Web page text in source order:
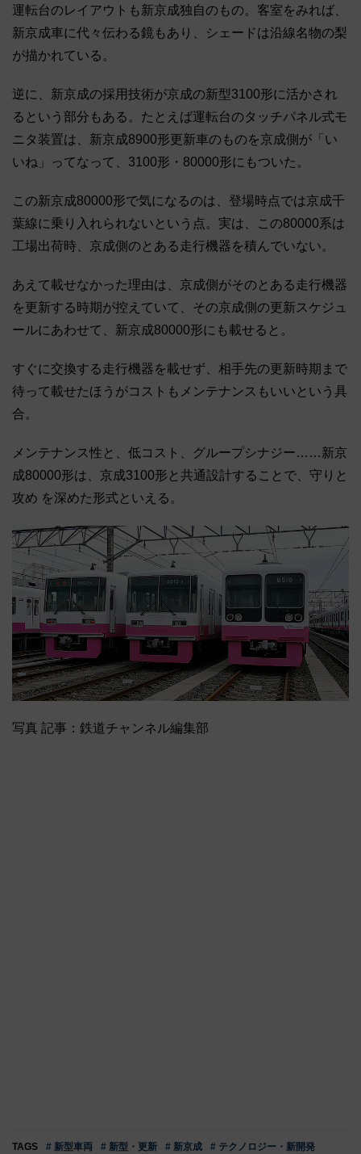
運転台のレイアウトも新京成独自のもの。客室をみれば、
新京成車に代々伝わる鏡もあり、シェードは沿線名物の梨
が描かれている。
逆に、新京成の採用技術が京成の新型3100形に活かされ
るという部分もある。たとえば運転台のタッチパネル式モ
ニタ装置は、新京成8900形更新車のものを京成側が「い
いね」ってなって、3100形・80000形にもついた。
この新京成80000形で気になるのは、登場時点では京成千
葉線に乗り入れられないという点。実は、この80000系は
工場出荷時、京成側のとある走行機器を積んでいない。
あえて載せなかった理由は、京成側がそのとある走行機器
を更新する時期が控えていて、その京成側の更新スケジュ
ールにあわせて、新京成80000形にも載せると。
すぐに交換する走行機器を載せず、相手先の更新時期まで
待って載せたほうがコストもメンテナンスもいいという具
合。
メンテナンス性と、低コスト、グループシナジー……新京
成80000形は、京成3100形と共通設計することで、守りと
攻め を深めた形式といえる。
写真 記事：鉄道チャンネル編集部
TAGS # 新型車両 # 新型・更新 # 新京成
# テクノロジー・新開発